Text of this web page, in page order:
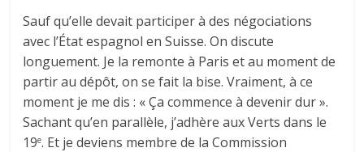
Sauf qu’elle devait participer à des négociations
avec l’État espagnol en Suisse. On discute
longuement. Je la remonte à Paris et au moment de
partir au dépôt, on se fait la bise. Vraiment, à ce
moment je me dis : « Ça commence à devenir dur ».
Sachant qu’en parallèle, j’adhère aux Verts dans le
19e. Et je deviens membre de la Commission